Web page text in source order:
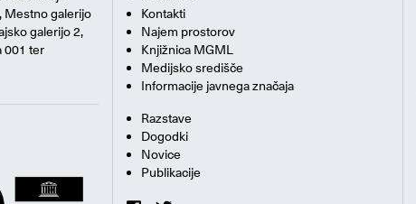
Mestno galerijo
galerijo 2,
001 ter
Kontakti
Najem prostorov
Knjižnica MGML
Medijsko središče
Informacije javnega značaja
Razstave
Dogodki
Novice
Publikacije